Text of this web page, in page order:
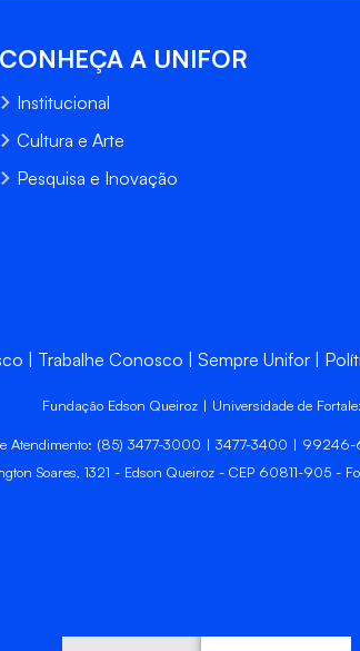
CONHEÇA A UNIFOR
Institucional
Cultura e Arte
Pesquisa e Inovação
Trabalhe Conosco Sempre Unifor
Fundação Edson Queiroz | Universidade de
Atendimento: (85) 3477-3000 | 3477-3400 | 99246-
Soares, 1321 - Edson Queiroz - CEP 60811-905 -